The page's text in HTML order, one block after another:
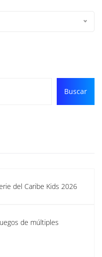
Buscar
del Caribe Kids 2026
de múltiples